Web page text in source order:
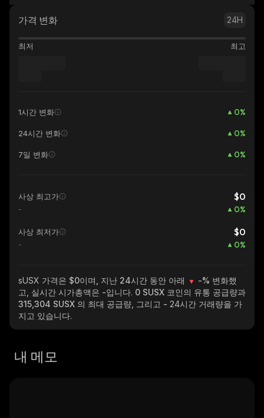
가격 변화 24H
최저 최고
1시간 변화 0%
24시간 변화 0%
7일 변화 0%
사상 최고가 $0
- 0%
사상 최저가 $0
- 0%
sUSX 가격은 $0이며, 지난 24시간 동안 아래 -% 변화했
고, 실시간 시가총액은 -입니다. 0 SUSX 코인의 유통 공급량과
315,304 SUSX 의 최대 공급량, 그리고 - 24시간 거래량을 가
지고 있습니다.
내 메모